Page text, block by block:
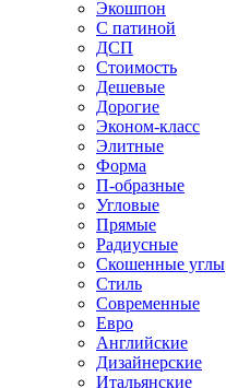
Экошпон
С патиной
ДСП
Стоимость
Дешевые
Дорогие
Эконом-класс
Элитные
Форма
П-образные
Угловые
Прямые
Радиусные
Скошенные углы
Стиль
Современные
Евро
Английские
Дизайнерские
Итальянские